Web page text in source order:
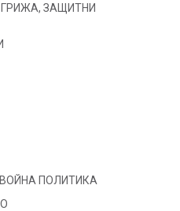
ЗАЩИТНИ
ПОЛИТИКА